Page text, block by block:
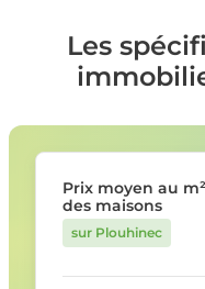
Les
Prix moyen au m²
des maisons
sur Plouhinec